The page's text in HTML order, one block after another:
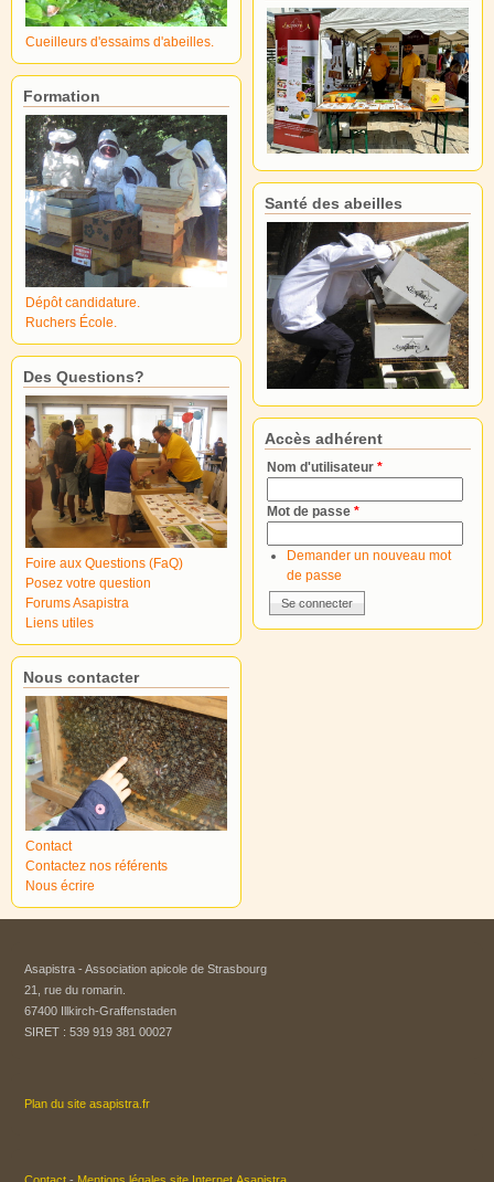
Cueilleurs d'essaims d'abeilles.
Formation
Dépôt candidature.
Ruchers École.
Des Questions?
Foire aux Questions (FaQ)
Posez votre question
Forums Asapistra
Liens utiles
Nous contacter
Contact
Contactez nos référents
Nous écrire
Santé des abeilles
Accès adhérent
Nom d'utilisateur *
Mot de passe *
Demander un nouveau mot
de passe
Asapistra - Association apicole de Strasbourg​
21, rue du romarin.
67400 Illkirch-Graffenstaden
SIRET : 539 919 381 00027
Plan du site asapistra.fr